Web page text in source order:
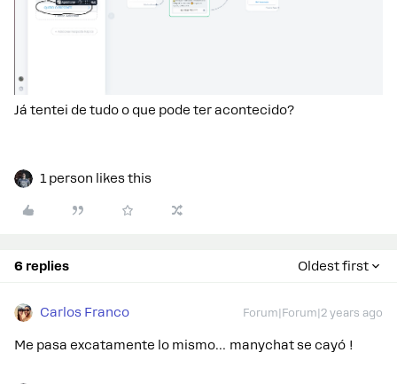
Já tentei de tudo o que pode ter acontecido?
1 person likes this
6 replies Oldest first
Carlos Franco Forum|Forum|2 years ago
Me pasa excatamente lo mismo… manychat se cayó !